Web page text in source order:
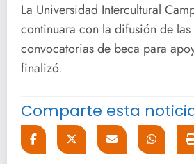
La Universidad Intercultural
continuara con la difusión de las
convocatorias de beca para
finalizó.
Comparte esta